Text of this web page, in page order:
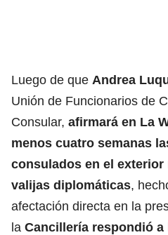
Luego de que Andrea
Unión de Funcionarios de
Consular, afirmará en La
menos cuatro semanas
consulados en el
valijas diplomáticas,
afectación directa en la
la Cancillería respondió a